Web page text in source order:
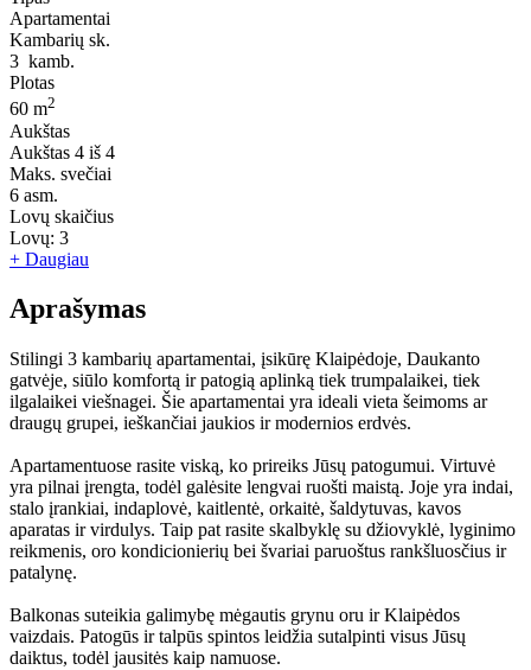
Apartamentai
Kambarių sk.
3 kamb.
Plotas
60 m2
Aukštas
Aukštas 4 iš 4
Maks. svečiai
6 asm.
Lovų skaičius
Lovų: 3
+ Daugiau
Aprašymas
Stilingi 3 kambarių apartamentai, įsikūrę Klaipėdoje, Daukanto
gatvėje, siūlo komfortą ir patogią aplinką tiek trumpalaikei, tiek
ilgalaikei viešnagei. Šie apartamentai yra ideali vieta šeimoms ar
draugų grupei, ieškančiai jaukios ir modernios erdvės.
Apartamentuose rasite viską, ko prireiks Jūsų patogumui. Virtuvė
yra pilnai įrengta, todėl galėsite lengvai ruošti maistą. Joje yra indai,
stalo įrankiai, indaplovė, kaitlentė, orkaitė, šaldytuvas, kavos
aparatas ir virdulys. Taip pat rasite skalbyklę su džiovyklė, lyginimo
reikmenis, oro kondicionierių bei švariai paruoštus rankšluosčius ir
patalynę.
Balkonas suteikia galimybę mėgautis grynu oru ir Klaipėdos
vaizdais. Patogūs ir talpūs spintos leidžia sutalpinti visus Jūsų
daiktus, todėl jausitės kaip namuose.